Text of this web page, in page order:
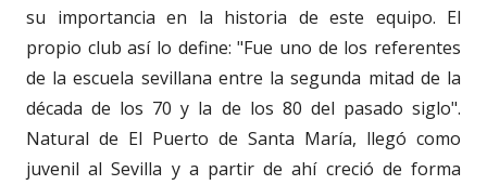
su importancia en la historia de este equipo. El
propio club así lo define: "Fue uno de los referentes
de la escuela sevillana entre la segunda mitad de la
década de los 70 y la de los 80 del pasado siglo".
Natural de El Puerto de Santa María, llegó como
juvenil al Sevilla y a partir de ahí creció de forma